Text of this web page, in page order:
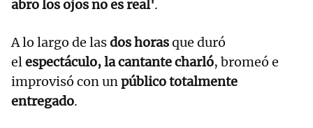
abro los ojos no es real'.
A lo largo de lasdos horasque duró
elespectáculo, la cantante charló, bromeó e
improvisó con unpúblico totalmente
entregado.